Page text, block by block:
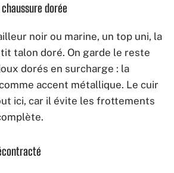
dorée
noir ou marine, un top uni, la
talon doré. On garde le reste
dorés en surcharge : la
accent métallique. Le cuir
ici, car il évite les frottements